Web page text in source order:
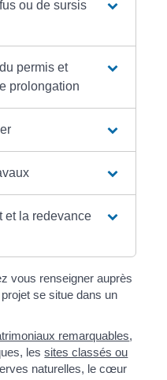
ou de sursis
permis et
prolongation
et la redevance
vous renseigner auprès
se situe dans un
remarquables,
lessites classés ou
naturelles, le cœur